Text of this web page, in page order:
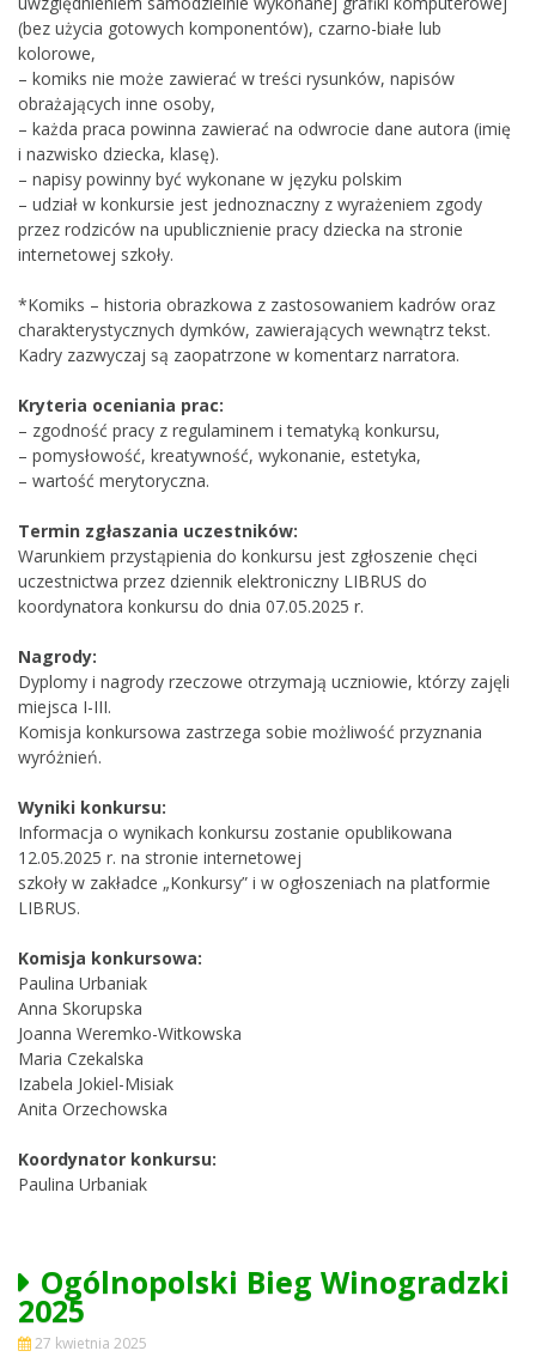
(bez użycia gotowych komponentów), czarno-białe lub
kolorowe,
– komiks nie może zawierać w treści rysunków, napisów
obrażających inne osoby,
– każda praca powinna zawierać na odwrocie dane autora (imię
i nazwisko dziecka, klasę).
– napisy powinny być wykonane w języku polskim
– udział w konkursie jest jednoznaczny z wyrażeniem zgody
przez rodziców na upublicznienie pracy dziecka na stronie
internetowej szkoły.
*Komiks – historia obrazkowa z zastosowaniem kadrów oraz
charakterystycznych dymków, zawierających wewnątrz tekst.
Kadry zazwyczaj są zaopatrzone w komentarz narratora.
Kryteria oceniania prac:
– zgodność pracy z regulaminem i tematyką konkursu,
– pomysłowość, kreatywność, wykonanie, estetyka,
– wartość merytoryczna.
Termin zgłaszania uczestników:
Warunkiem przystąpienia do konkursu jest zgłoszenie chęci
uczestnictwa przez dziennik elektroniczny LIBRUS do
koordynatora konkursu do dnia 07.05.2025 r.
Nagrody:
Dyplomy i nagrody rzeczowe otrzymają uczniowie, którzy zajęli
miejsca I-III.
Komisja konkursowa zastrzega sobie możliwość przyznania
wyróżnień.
Wyniki konkursu:
Informacja o wynikach konkursu zostanie opublikowana
12.05.2025 r. na stronie internetowej
szkoły w zakładce „Konkursy” i w ogłoszeniach na platformie
LIBRUS.
Komisja konkursowa:
Paulina Urbaniak
Anna Skorupska
Joanna Weremko-Witkowska
Maria Czekalska
Izabela Jokiel-Misiak
Anita Orzechowska
Koordynator konkursu:
Paulina Urbaniak
Ogólnopolski Bieg Winogradzki
2025
27 kwietnia 2025